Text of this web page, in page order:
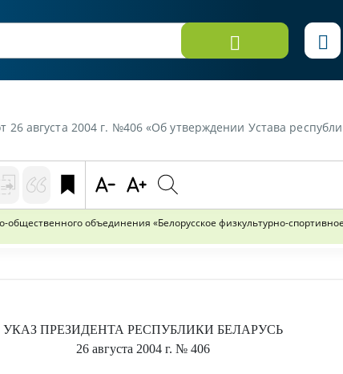
«Об утверждении Устава республиканского государственно-общественного
общественного объединения «Белорусское физкультурно-
УКАЗ ПРЕЗИДЕНТА РЕСПУБЛИКИ БЕЛАРУСЬ
26 августа 2004 г. № 406